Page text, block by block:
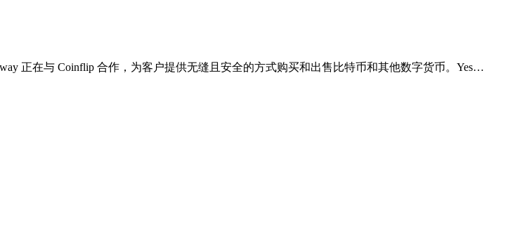
正在与 Coinflip 合作，为客户提供无缝且安全的方式购买和出售比特币和其他数字货币。Yes…